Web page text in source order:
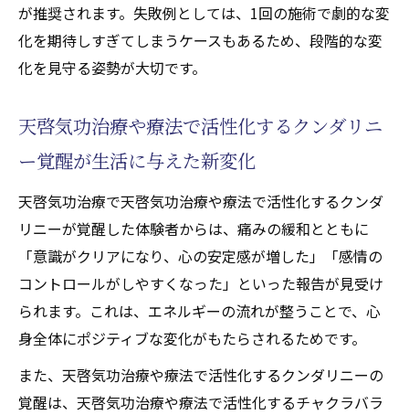
が推奨されます。失敗例としては、1回の施術で劇的な変
化を期待しすぎてしまうケースもあるため、段階的な変
化を見守る姿勢が大切です。
天啓気功治療や療法で活性化するクンダリニ
ー覚醒が生活に与えた新変化
天啓気功治療で天啓気功治療や療法で活性化するクンダ
リニーが覚醒した体験者からは、痛みの緩和とともに
「意識がクリアになり、心の安定感が増した」「感情の
コントロールがしやすくなった」といった報告が見受け
られます。これは、エネルギーの流れが整うことで、心
身全体にポジティブな変化がもたらされるためです。
また、天啓気功治療や療法で活性化するクンダリニーの
覚醒は、天啓気功治療や療法で活性化するチャクラバラ